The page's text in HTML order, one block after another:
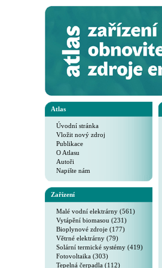
Atlas
Úvodní stránka
Vložit nový zdroj
Publikace
O Atlasu
Autoři
Napište nám
Zařízení
Malé vodní elektrárny (561)
Vytápění biomasou (231)
Bioplynové zdroje (177)
Větrné elektrárny (79)
Solární termické systémy (419)
Fotovoltaika (303)
Tepelná čerpadla (112)